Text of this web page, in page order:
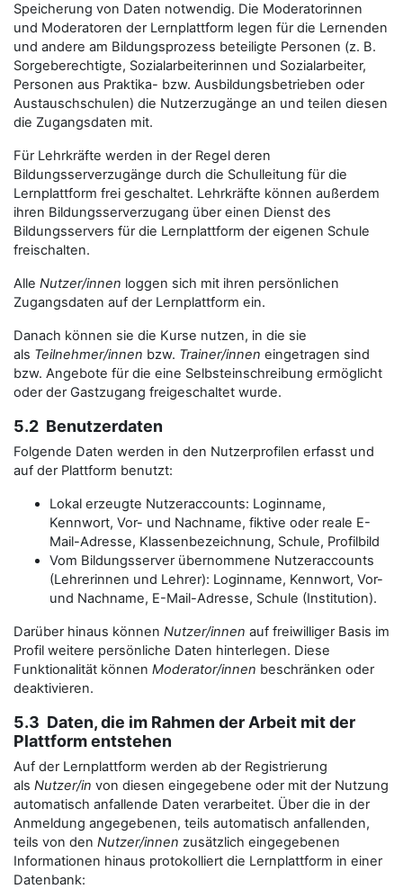
Speicherung von Daten notwendig. Die Moderatorinnen
und Moderatoren der Lernplattform legen für die Lernenden
und andere am Bildungsprozess beteiligte Personen (z. B.
Sorgeberechtigte, Sozialarbeiterinnen und Sozialarbeiter,
Personen aus Praktika- bzw. Ausbildungsbetrieben oder
Austauschschulen) die Nutzerzugänge an und teilen diesen
die Zugangsdaten mit.
Für Lehrkräfte werden in der Regel deren
Bildungsserverzugänge durch die Schulleitung für die
Lernplattform frei geschaltet. Lehrkräfte können außerdem
ihren Bildungsserverzugang über einen Dienst des
Bildungsservers für die Lernplattform der eigenen Schule
freischalten.
Alle Nutzer/innen loggen sich mit ihren persönlichen
Zugangsdaten auf der Lernplattform ein.
Danach können sie die Kurse nutzen, in die sie
als Teilnehmer/innen bzw. Trainer/innen eingetragen sind
bzw. Angebote für die eine Selbsteinschreibung ermöglicht
oder der Gastzugang freigeschaltet wurde.
5.2 Benutzerdaten
Folgende Daten werden in den Nutzerprofilen erfasst und
auf der Plattform benutzt:
Lokal erzeugte Nutzeraccounts: Loginname,
Kennwort, Vor- und Nachname, fiktive oder reale E-
Mail-Adresse, Klassenbezeichnung, Schule, Profilbild
Vom Bildungsserver übernommene Nutzeraccounts
(Lehrerinnen und Lehrer): Loginname, Kennwort, Vor-
und Nachname, E-Mail-Adresse, Schule (Institution).
Darüber hinaus können Nutzer/innen auf freiwilliger Basis im
Profil weitere persönliche Daten hinterlegen. Diese
Funktionalität können Moderator/innen beschränken oder
deaktivieren.
5.3 Daten, die im Rahmen der Arbeit mit der
Plattform entstehen
Auf der Lernplattform werden ab der Registrierung
als Nutzer/in von diesen eingegebene oder mit der Nutzung
automatisch anfallende Daten verarbeitet. Über die in der
Anmeldung angegebenen, teils automatisch anfallenden,
teils von den Nutzer/innen zusätzlich eingegebenen
Informationen hinaus protokolliert die Lernplattform in einer
Datenbank: